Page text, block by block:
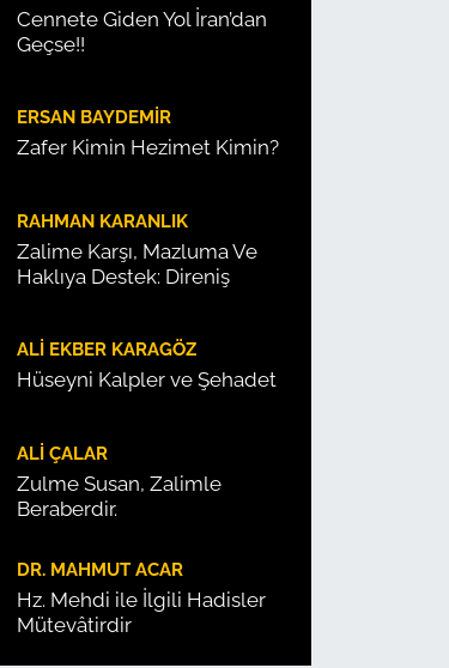
Cennete Giden Yol İran’dan
Geçse!!
ERSAN BAYDEMIR
Zafer Kimin Hezimet Kimin?
RAHMAN KARANLIK
Zalime Karşı, Mazluma Ve
Haklıya Destek: Direniş
ALI EKBER KARAGÖZ
Hüseyni Kalpler ve Şehadet
ALI ÇALAR
Zulme Susan, Zalimle
Beraberdir.
DR. MAHMUT ACAR
Hz. Mehdi ile İlgili Hadisler
Mütevâtirdir